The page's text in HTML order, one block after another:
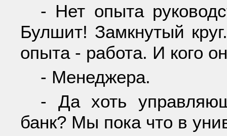
- Нет опыта
Булшит! Замкнутый
опыта - работа. И кого
- Менеджера.
- Да хоть
банк? Мы пока что в